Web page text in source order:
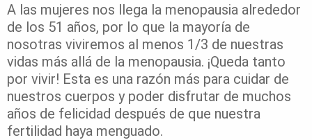
A las mujeres nos llega la menopausia alrededor
de los 51 años, por lo que la mayoría de
nosotras viviremos al menos 1/3 de nuestras
vidas más allá de la menopausia. ¡Queda tanto
por vivir! Esta es una razón más para cuidar de
nuestros cuerpos y poder disfrutar de muchos
años de felicidad después de que nuestra
fertilidad haya menguado.